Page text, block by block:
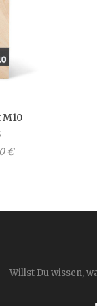
€
Willst Du wissen,